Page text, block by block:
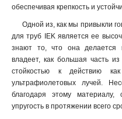
обеспечивая крепкость и
Одной из, как мы привыкли
для труб IEK является ее
знают то, что она делается
владеет, как большая часть
стойкостью к действию
ультрафиолетовых лучей.
благодаря этому материалу,
упругость в протяжении всего